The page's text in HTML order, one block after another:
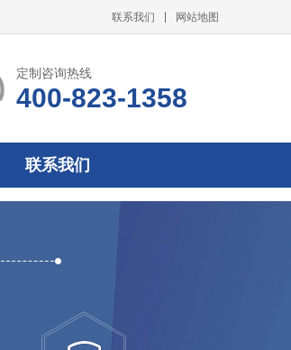
联系我们 网站地图
定制咨询热线
400-823-1358
联系我们